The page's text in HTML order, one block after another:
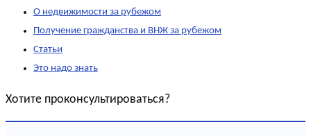
О недвижимости за рубежом
Получение гражданства и ВНЖ за рубежом
Статьи
Это надо знать
Хотите проконсультироваться?